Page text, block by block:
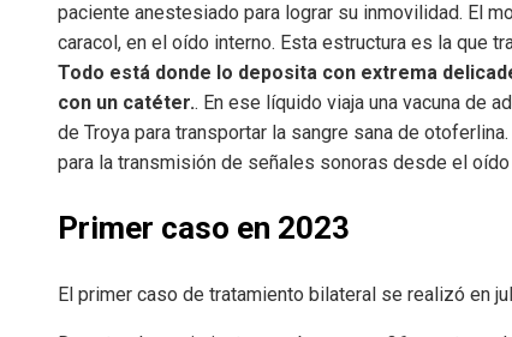
paciente anestesiado para lograr su inmovilidad. El
caracol, en el oído interno. Esta estructura es la que
Todo está donde lo deposita con extrema
con un catéter.. En ese líquido viaja una vacuna de
de Troya para transportar la sangre sana de
para la transmisión de señales sonoras desde el
Primer caso en 2023
El primer caso de tratamiento bilateral se realizó en